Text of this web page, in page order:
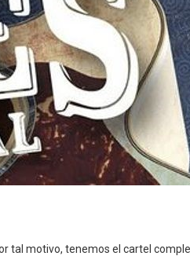
tal motivo, tenemos el cartel